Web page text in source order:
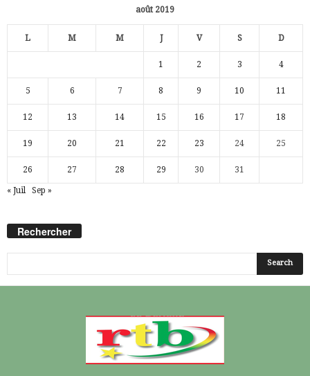
août 2019
L M M J V S D
1 2 3 4
5 6 7 8 9 10 11
12 13 14 15 16 17 18
19 20 21 22 23 24 25
26 27 28 29 30 31
« Juil Sep »
Rechercher